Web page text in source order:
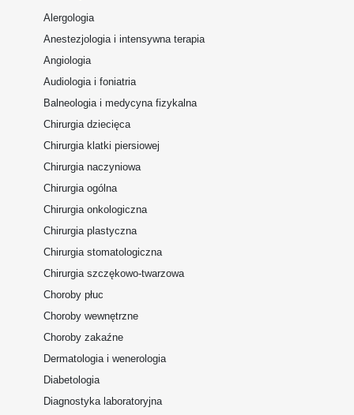
Alergologia
Anestezjologia i intensywna terapia
Angiologia
Audiologia i foniatria
Balneologia i medycyna fizykalna
Chirurgia dziecięca
Chirurgia klatki piersiowej
Chirurgia naczyniowa
Chirurgia ogólna
Chirurgia onkologiczna
Chirurgia plastyczna
Chirurgia stomatologiczna
Chirurgia szczękowo-twarzowa
Choroby płuc
Choroby wewnętrzne
Choroby zakaźne
Dermatologia i wenerologia
Diabetologia
Diagnostyka laboratoryjna